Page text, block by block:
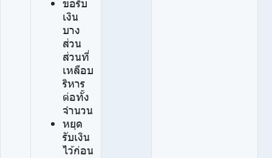
ขอรับ
เงิน
บาง
ส่วน
ส่วนที่
เหลือบ
ริหาร
ต่อทั้ง
จำนวน
หยุด
รับเงิน
ไว้ก่อน